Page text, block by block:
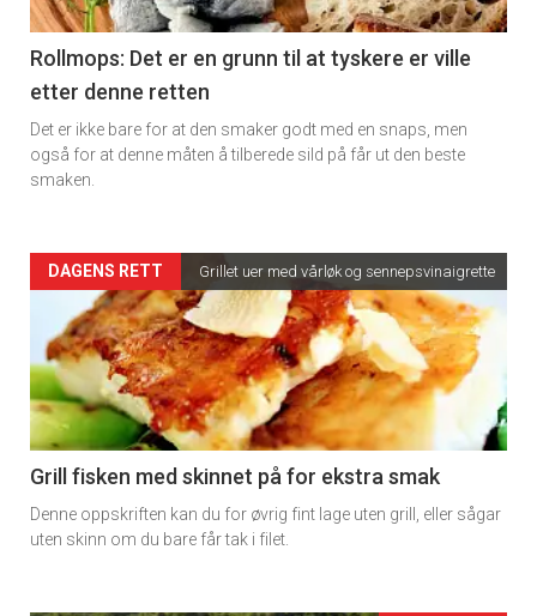
×
Få ukentlige nyhetsbrev fra
Apéritif
Vi tilbyr flere ukentlige nyhetsbrev. Du
kan fritt velge hvilke du ønsker å få
tilsendt.
section
11
Dagens
rett
Rollmops: Det er en grunn til at tyskere er ville
etter denne retten
Det er ikke bare for at den smaker godt med en snaps, men
også for at denne måten å tilberede sild på får ut den beste
smaken.
Artikler
detail
-
section
11
Ukens
DAGENS RETT Grillet uer med vårløk og sennepsvinaigrette
Grill fisken med skinnet på for ekstra smak
Denne oppskriften kan du for øvrig fint lage uten grill, eller sågar
uten skinn om du bare får tak i filet.